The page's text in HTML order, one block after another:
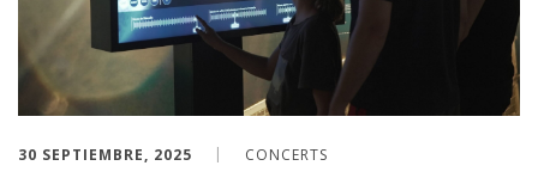
30 SEPTIEMBRE, 2025 CONCERTS